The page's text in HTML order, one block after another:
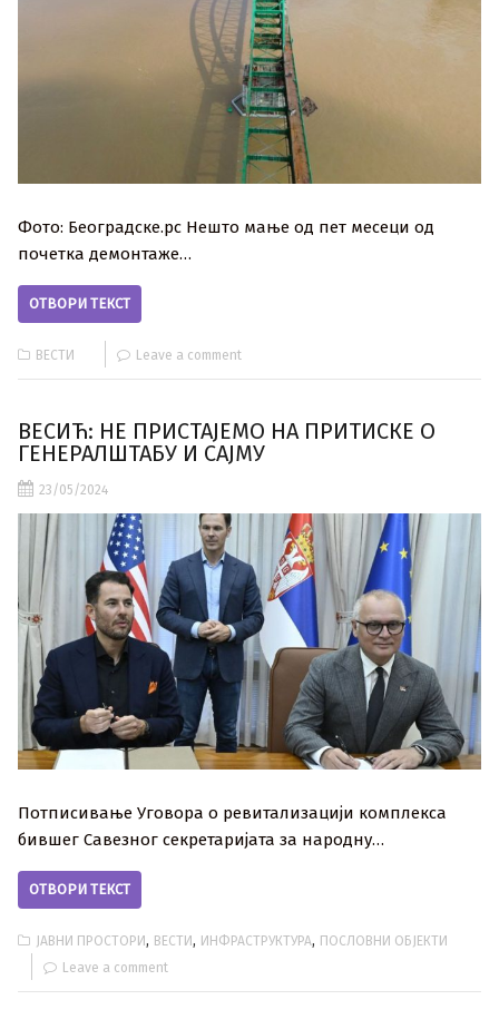
Фото: Београдске.рс Нешто мање од пет месеци од
почетка демонтаже…
ОТВОРИ ТЕКСТ
ВЕСТИ Leave a comment
ВЕСИЋ: НЕ ПРИСТАЈЕМО НА ПРИТИСКЕ О
ГЕНЕРАЛШТАБУ И САЈМУ
23/05/2024
Потписивање Уговора о ревитализацији комплекса
бившег Савезног секретаријата за народну…
ОТВОРИ ТЕКСТ
ЈАВНИ ПРОСТОРИ, ВЕСТИ, ИНФРАСТРУКТУРА, ПОСЛОВНИ ОБЈЕКТИ
Leave a comment